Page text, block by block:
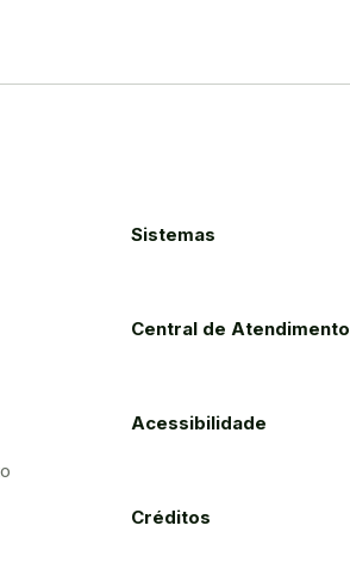
Sistemas
Central de Atendimento
Acessibilidade
Créditos